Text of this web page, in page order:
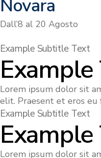
Novara
Dall’8 al 20 Agosto
Example Subtitle Text
Lorem ipsum dolor sit
elit. Praesent et eros eu
Example Subtitle Text
Lorem ipsum dolor sit